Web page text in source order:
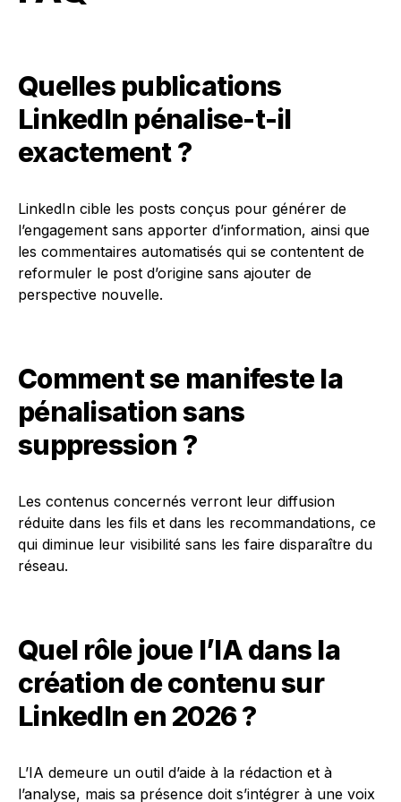
Quelles publications
LinkedIn pénalise-t-il
exactement ?
LinkedIn cible les posts conçus pour générer de
l’engagement sans apporter d’information, ainsi que
les commentaires automatisés qui se contentent de
reformuler le post d’origine sans ajouter de
perspective nouvelle.
Comment se manifeste la
pénalisation sans
suppression ?
Les contenus concernés verront leur diffusion
réduite dans les fils et dans les recommandations, ce
qui diminue leur visibilité sans les faire disparaître du
réseau.
Quel rôle joue l’IA dans la
création de contenu sur
LinkedIn en 2026 ?
L’IA demeure un outil d’aide à la rédaction et à
l’analyse, mais sa présence doit s’intégrer à une voix